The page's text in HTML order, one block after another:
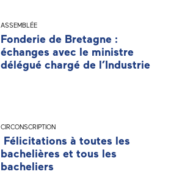
ASSEMBLÉE
Fonderie de Bretagne :
échanges avec le ministre
délégué chargé de l’Industrie
CIRCONSCRIPTION
Félicitations à toutes les
bachelières et tous les
bacheliers